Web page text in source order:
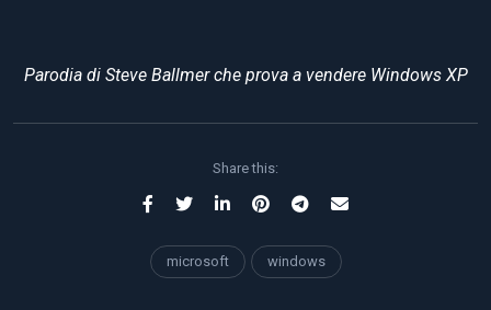
Parodia di Steve Ballmer che prova a vendere Windows XP
Share this:
microsoft windows